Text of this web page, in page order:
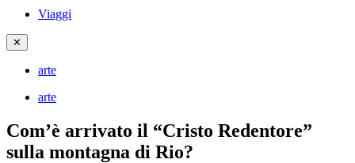
Viaggi
✕
arte
arte
Com’è arrivato il “Cristo Redentore”
sulla montagna di Rio?